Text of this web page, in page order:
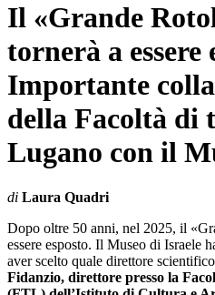
Il «Grande
tornerà a essere
Importante
della Facoltà di
Lugano con il
di Laura Quadri
Dopo oltre 50 anni, nel 2025, il
essere esposto. Il Museo di Israele
aver scelto quale direttore
Fidanzio, direttore presso la